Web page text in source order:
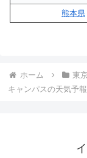
熊本県
ホーム 東
キャンパスの天気予